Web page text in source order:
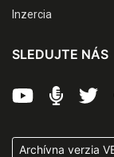
Inzercia
SLEDUJTE NÁS
Archívna verzia